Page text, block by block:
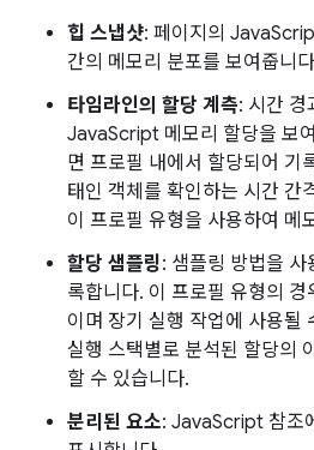
힙 스냅샷: 페이지의
간의 메모리 분포를 보여줍니
타임라인의 할당 계측: 시간 경
JavaScript 메모리 할당을 보
면 프로필 내에서 할당되어 기
태인 객체를 확인하는 시간 간
이 프로필 유형을 사용하여 메
할당 샘플링: 샘플링 방법을 사
록합니다. 이 프로필 유형의
이며 장기 실행 작업에 사용
실행 스택별로 분석된 할당의
할 수 있습니다.
분리된 요소: JavaScript 참조